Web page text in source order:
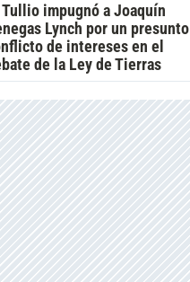
Tullio impugnó a Joaquín
Lynch por un presunto
de intereses en el
de la Ley de Tierras